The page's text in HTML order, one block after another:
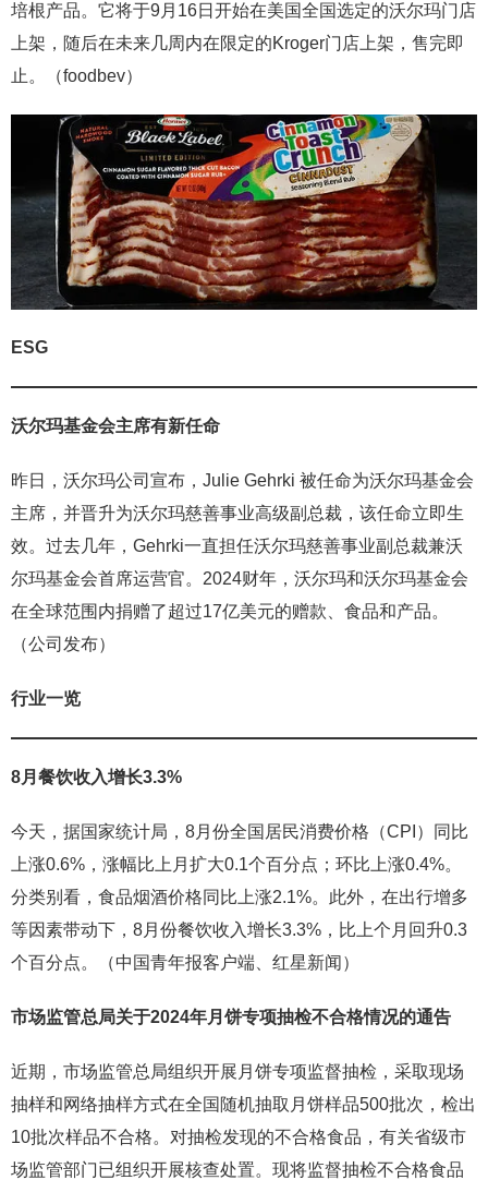
培根产品。它将于9月16日开始在美国全国选定的沃尔玛门店
上架，随后在未来几周内在限定的Kroger门店上架，售完即
止。（foodbev）
ESG
沃尔玛基金会主席有新任命
昨日，沃尔玛公司宣布，Julie Gehrki 被任命为沃尔玛基金会
主席，并晋升为沃尔玛慈善事业高级副总裁，该任命立即生
效。过去几年，Gehrki一直担任沃尔玛慈善事业副总裁兼沃
尔玛基金会首席运营官。2024财年，沃尔玛和沃尔玛基金会
在全球范围内捐赠了超过17亿美元的赠款、食品和产品。
（公司发布）
行业一览
8月餐饮收入增长3.3%
今天，据国家统计局，8月份全国居民消费价格（CPI）同比
上涨0.6%，涨幅比上月扩大0.1个百分点；环比上涨0.4%。
分类别看，食品烟酒价格同比上涨2.1%。此外，在出行增多
等因素带动下，8月份餐饮收入增长3.3%，比上个月回升0.3
个百分点。（中国青年报客户端、红星新闻）
市场监管总局关于2024年月饼专项抽检不合格情况的通告
近期，市场监管总局组织开展月饼专项监督抽检，采取现场
抽样和网络抽样方式在全国随机抽取月饼样品500批次，检出
10批次样品不合格。对抽检发现的不合格食品，有关省级市
场监管部门已组织开展核查处置。现将监督抽检不合格食品